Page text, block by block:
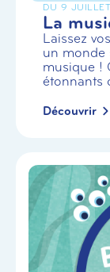
DU 9
La
Laissez
un monde
musique !
étonnants
Découvrir